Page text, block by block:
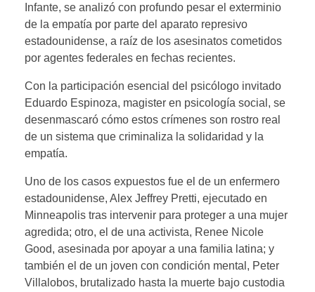
Infante, se analizó con profundo pesar el exterminio
de la empatía por parte del aparato represivo
estadounidense, a raíz de los asesinatos cometidos
por agentes federales en fechas recientes.
Con la participación esencial del psicólogo invitado
Eduardo Espinoza, magister en psicología social, se
desenmascaró cómo estos crímenes son rostro real
de un sistema que criminaliza la solidaridad y la
empatía.
Uno de los casos expuestos fue el de un enfermero
estadounidense, Alex Jeffrey Pretti, ejecutado en
Minneapolis tras intervenir para proteger a una mujer
agredida; otro, el de una activista, Renee Nicole
Good, asesinada por apoyar a una familia latina; y
también el de un joven con condición mental, Peter
Villalobos, brutalizado hasta la muerte bajo custodia